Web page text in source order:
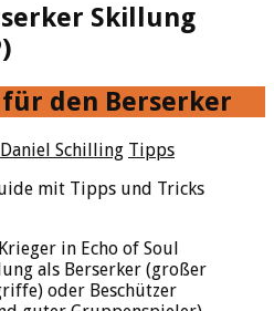
Skillung
den Berserker
Daniel Schilling Tipps
in Echo of Soul
als Berserker (großer
oder Beschützer